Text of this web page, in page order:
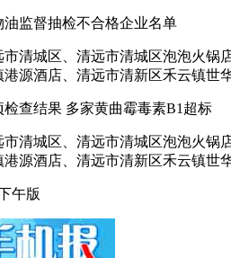
油监督抽检不合格企业名单
清城区、清远市清城区泡泡火锅
源酒店、清远市清新区禾云镇世
查结果 多家黄曲霉毒素B1超标
清城区、清远市清城区泡泡火锅
源酒店、清远市清新区禾云镇世
午版